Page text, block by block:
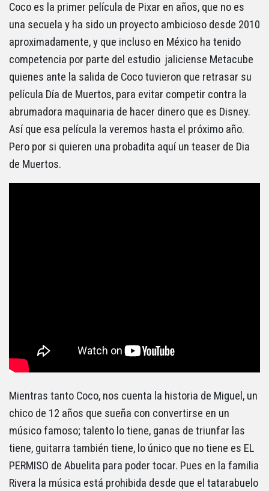
Coco es la primer película de Pixar en años, que no es
una secuela y ha sido un proyecto ambicioso desde 2010
aproximadamente, y que incluso en México ha tenido
competencia por parte del estudio jaliciense Metacube
quienes ante la salida de Coco tuvieron que retrasar su
película Día de Muertos, para evitar competir contra la
abrumadora maquinaria de hacer dinero que es Disney.
Así que esa película la veremos hasta el próximo año.
Pero por si quieren una probadita aquí un teaser de Dia
de Muertos.
Mientras tanto Coco, nos cuenta la historia de Miguel, un
chico de 12 años que sueña con convertirse en un
músico famoso; talento lo tiene, ganas de triunfar las
tiene, guitarra también tiene, lo único que no tiene es EL
PERMISO de Abuelita para poder tocar. Pues en la familia
Rivera la música está prohibida desde que el tatarabuelo